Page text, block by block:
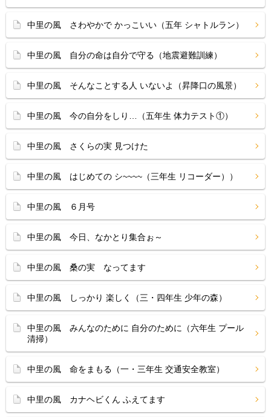
中里の風 さわやかで かっこいい（五年 シャトルラン）
中里の風 自分の命は自分で守る（地震避難訓練）
中里の風 そんなことする人 いないよ（昇降口の風景）
中里の風 今の自分をしり…（五年生 体力テスト①）
中里の風 さくらの実 見つけた
中里の風 はじめての シ~~~~（三年生 リコーダー））
中里の風 ６月号
中里の風 今日、なかとり集合ぉ～
中里の風 桑の実 なってます
中里の風 しっかり 楽しく（三・四年生 少年の森）
中里の風 みんなのために 自分のために（六年生 プール
清掃）
中里の風 命をまもる（一・三年生 交通安全教室）
中里の風 カナヘビくん ふえてます